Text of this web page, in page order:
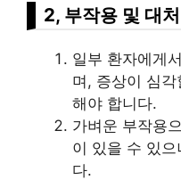
2, 부작용 및 대
일부 환자에게
며, 증상이 심
해야 합니다.
가벼운 부작용
이 있을 수 있으
다.